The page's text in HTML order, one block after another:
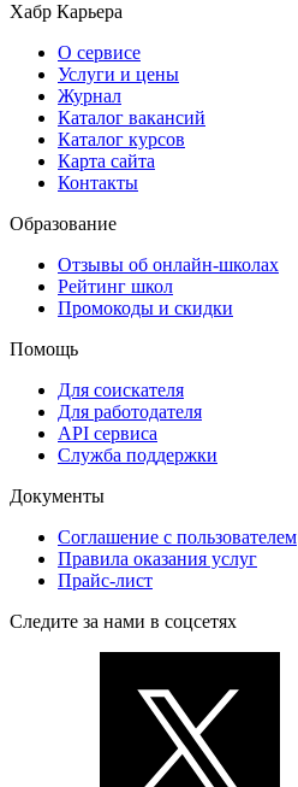
Хабр Карьера
О сервисе
Услуги и цены
Журнал
Каталог вакансий
Каталог курсов
Карта сайта
Контакты
Образование
Отзывы об онлайн-школах
Рейтинг школ
Промокоды и скидки
Помощь
Для соискателя
Для работодателя
API сервиса
Служба поддержки
Документы
Соглашение с пользователем
Правила оказания услуг
Прайс-лист
Следите за нами в соцсетях